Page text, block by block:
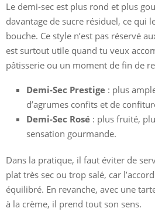
Le demi-sec est plus rond et plus
davantage de sucre résiduel, ce qui
bouche. Ce style n’est pas réservé
est surtout utile quand tu veux
pâtisserie ou un moment de fin de
Demi-Sec Prestige : plus
d’agrumes confits et de
Demi-Sec Rosé : plus fruité,
sensation gourmande.
Dans la pratique, il faut éviter de
plat très sec ou trop salé, car
équilibré. En revanche, avec une
à la crème, il prend tout son sens.